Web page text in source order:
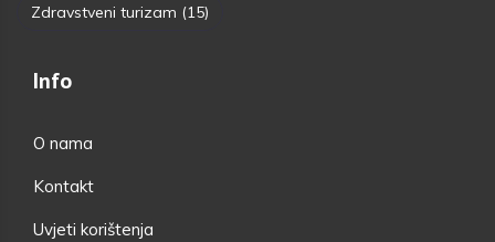
Zdravstveni turizam (15)
Info
O nama
Kontakt
Uvjeti korištenja